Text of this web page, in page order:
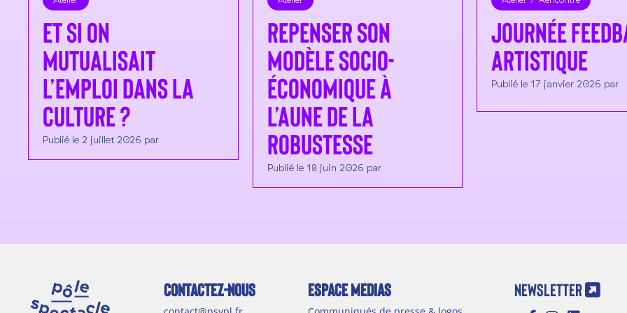
Et si on
mutualisait
l’emploi dans la
culture ?
Publié le 2 juillet 2026 par
Repenser son
modèle socio-
économique à
l’aune de la
robustesse
Publié le 18 juin 2026 par
Journée
artistique
Publié le 17 janvier 2026 par
CONTACTEZ-NOUS ESPACE MÉDIAS NEWSLETTER